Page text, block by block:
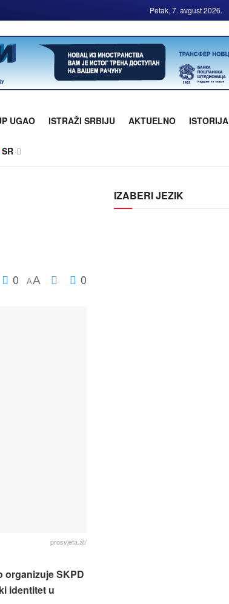
Petak, 7. avgust 2026.
UGAO ISTRAŽI SRBIJU AKTUELNO ISTORIJA
SR
0 AA 0
prosvjeta.at/
organizuje SKPD
identitet u
IZABERI JEZIK